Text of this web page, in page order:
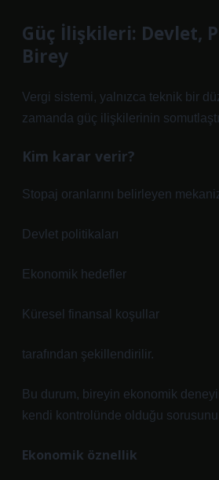
Güç İlişkileri: Devlet,
Birey
Vergi sistemi, yalnızca teknik bir
zamanda güç ilişkilerinin
Kim karar verir?
Stopaj oranlarını belirleyen
Devlet politikaları
Ekonomik hedefler
Küresel finansal koşullar
tarafından şekillendirilir.
Bu durum, bireyin ekonomik
kendi kontrolünde olduğu
Ekonomik öznellik